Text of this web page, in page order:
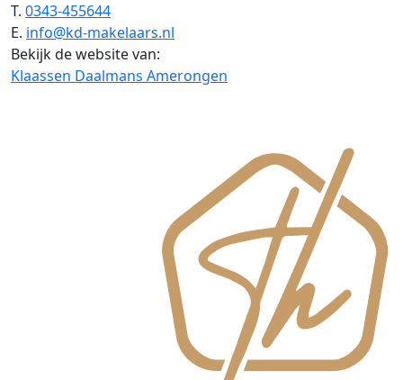
T. 0343-455644
E. info@kd-makelaars.nl
Bekijk de website van:
Klaassen Daalmans Amerongen